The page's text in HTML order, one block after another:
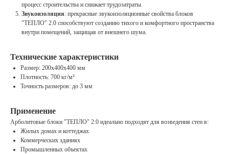
процесс строительства и снижает трудозатраты.
Звукоизоляция: прекрасные звукоизоляционные свойства блоков
"ТЕПЛО" 2.0 способствуют созданию тихого и комфортного пространства
внутри помещений, защищая от внешнего шума.
Технические характеристики
Размер: 200х400х400 мм
Плотность: 700 кг/м³
Точность размеров: до 3 мм
Применение
Арболитовые блоки "ТЕПЛО" 2.0 идеально подходят для возведения стен в:
Жилых домах и коттеджах
Коммерческих зданиях
Промышленных объектах